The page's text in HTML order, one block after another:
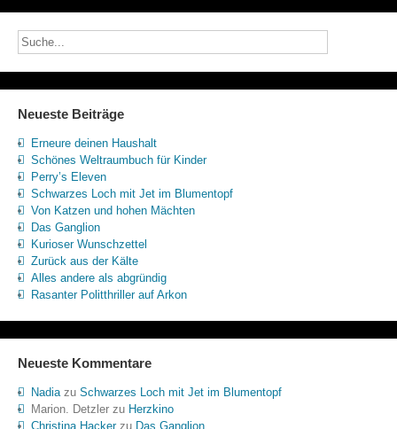
Neueste Beiträge
Erneure deinen Haushalt
Schönes Weltraumbuch für Kinder
Perry’s Eleven
Schwarzes Loch mit Jet im Blumentopf
Von Katzen und hohen Mächten
Das Ganglion
Kurioser Wunschzettel
Zurück aus der Kälte
Alles andere als abgründig
Rasanter Politthriller auf Arkon
Neueste Kommentare
Nadiazu Schwarzes Loch mit Jet im Blumentopf
Marion. Detzlerzu Herzkino
Christina Hackerzu Das Ganglion